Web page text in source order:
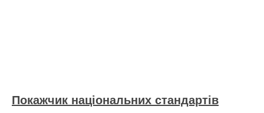
Покажчик національних стандартів